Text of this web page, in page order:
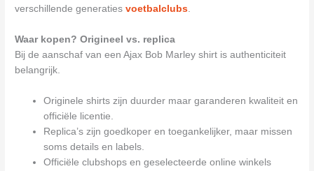
verschillende generatiesvoetbalclubs
Waar kopen? Origineel vs. replica
Bij de aanschaf van een Ajax Bob Marley shirt is authenticiteit
belangrijk.
Originele shirts zijn duurder maar garanderen kwaliteit en
officiële licentie.
Replica’s zijn goedkoper en toegankelijker, maar missen
soms details en labels.
Officiële clubshops en geselecteerde online winkels